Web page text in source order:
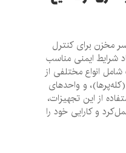
برای کنترل
ایمنی مناسب
مختلفی از
و واحدهای
این تجهیزات،
کارایی خود را